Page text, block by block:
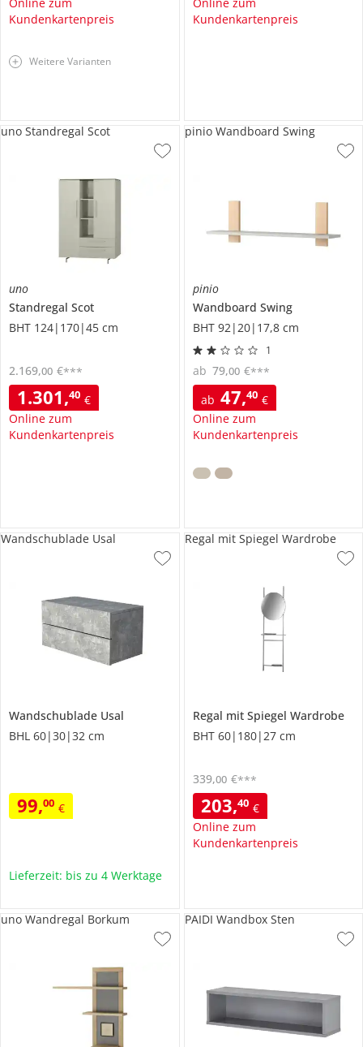
Kundenkartenpreis
Weitere Varianten
Kundenkartenpreis
uno
Standregal Scot
BHT 124|170|45 cm
1.301,40 €
Online zum
Kundenkartenpreis
2.169,00 €***
uno Standregal Scot
pinio
Wandboard Swing
BHT 92|20|17,8 cm
1
ab 47,40 €
Online zum
Kundenkartenpreis
ab 79,00 €***
pinio Wandboard Swing
Wandschublade Usal
BHL 60|30|32 cm
99,00 €
Wandschublade Usal
Lieferzeit: bis zu 4 Werktage
Regal mit Spiegel Wardrobe
BHT 60|180|27 cm
203,40 €
Online zum
Kundenkartenpreis
339,00 €***
Regal mit Spiegel Wardrobe
uno Wandregal Borkum PAIDI Wandbox Sten